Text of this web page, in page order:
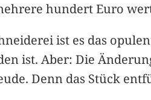
hundert Euro
ist es das
ist. Aber: Die
Denn das Stück